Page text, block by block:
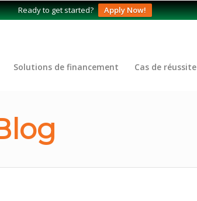
Ready to get started? Apply Now!
Solutions de financement Cas de réussite